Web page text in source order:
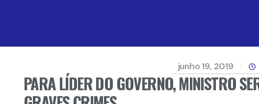
junho 19, 2019
PARA LÍDER DO GOVERNO, MINISTRO